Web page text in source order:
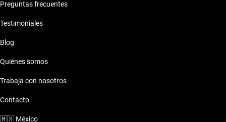
Preguntas frecuentes
Testimoniales
Blog
Quiénes somos
Trabaja con nosotros
Contacto
🇲🇽 México